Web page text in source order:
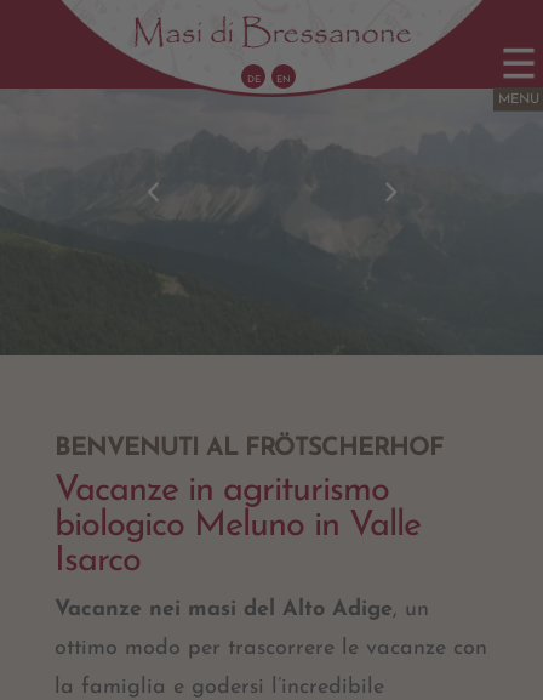
DE EN
BENVENUTI AL FRÖTSCHERHOF
Vacanze in agriturismo
biologico Meluno in Valle
Isarco
Vacanze nei masi del Alto Adige, un
ottimo modo per trascorrere le vacanze con
la famiglia e godersi l’incredibile